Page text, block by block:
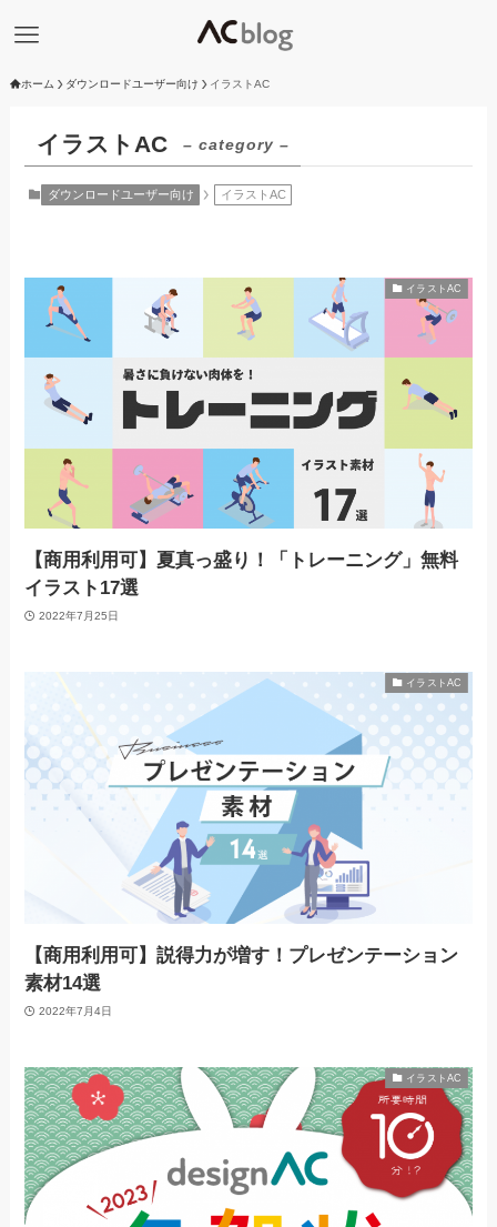
ホーム ダウンロードユーザー向け イラストAC
イラストAC – category –
ダウンロードユーザー向け イラストAC
イラストAC
【商用利用可】夏真っ盛り！「トレーニング」無料
イラスト17選
2022年7月25日
イラストAC
【商用利用可】説得力が増す！プレゼンテーション
素材14選
2022年7月4日
イラストAC